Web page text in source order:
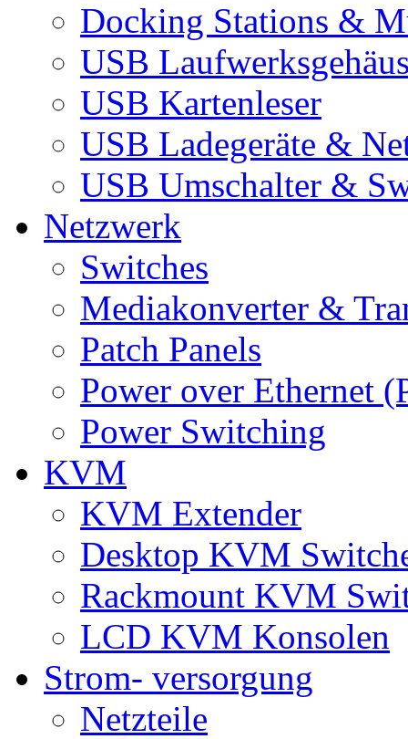
Docking Stations &
USB
USB Kartenleser
USB Ladegeräte &
USB Umschalter &
Netzwerk
Switches
Mediakonverter &
Patch Panels
Power over Ethernet
Power Switching
KVM
KVM Extender
Desktop KVM
Rackmount KVM
LCD KVM Konsolen
Strom- versorgung
Netzteile